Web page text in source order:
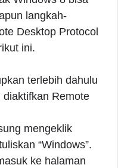
langkah-
Desktop Protocol
ini.
terlebih dahulu
Remote
mengeklik
“Windows”.
ke halaman